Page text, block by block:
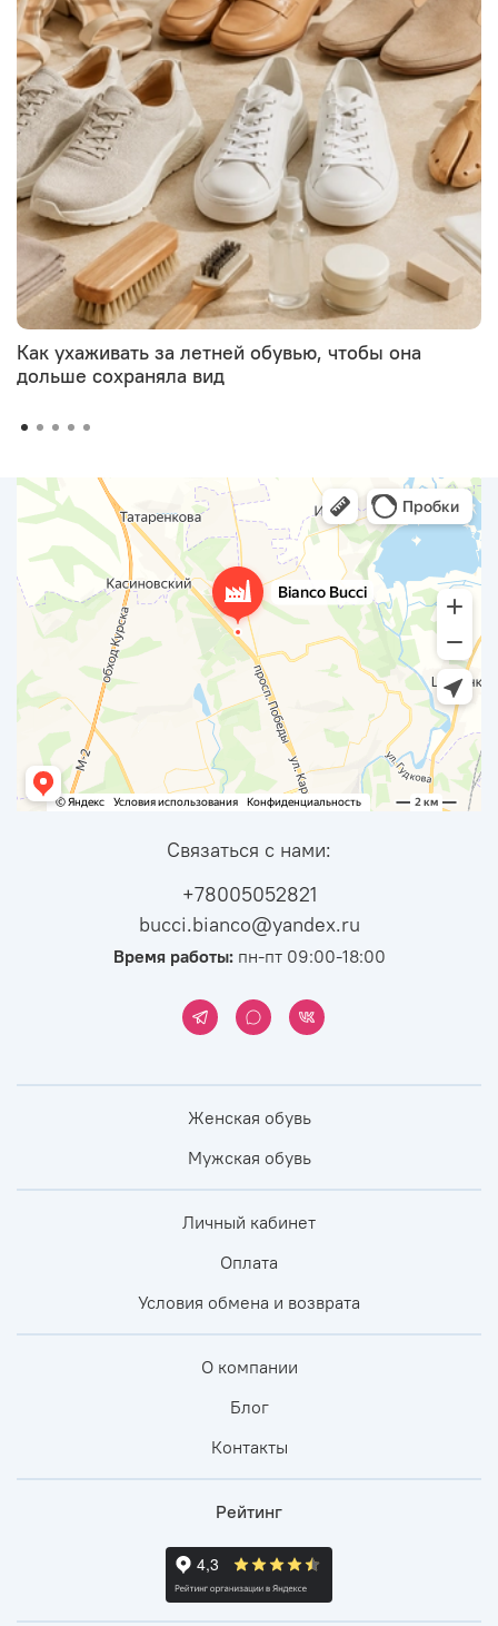
Как ухаживать за летней обувью, чтобы она
дольше сохраняла вид
Связаться с нами:
+78005052821
bucci.bianco@yandex.ru
Время работы:пн-пт 09:00-18:00
Женская обувь
Мужская обувь
Личный кабинет
Оплата
Условия обмена и возврата
О компании
Блог
Контакты
Рейтинг